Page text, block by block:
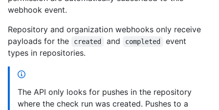
webhook event.
Repository and organization webhooks only receive
payloads for the
created and completed
event
types in repositories.
The API only looks for pushes in the repository
where the check run was created. Pushes to a